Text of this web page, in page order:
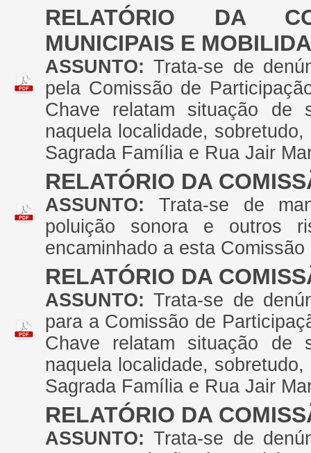
RELATÓRIO DA
MUNICIPAIS E
ASSUNTO:Trata-se de
pela Comissão de
Chave relatam situação de
naquela localidade,
Sagrada Família e Rua Jair
RELATÓRIO DA
ASSUNTO: Trata-se de
poluição sonora e outros
encaminhado a esta Comissão
RELATÓRIO DA
ASSUNTO:Trata-se de
para a Comissão de
Chave relatam situação de
naquela localidade,
Sagrada Família e Rua Jair
RELATÓRIO DA
ASSUNTO:Trata-se de